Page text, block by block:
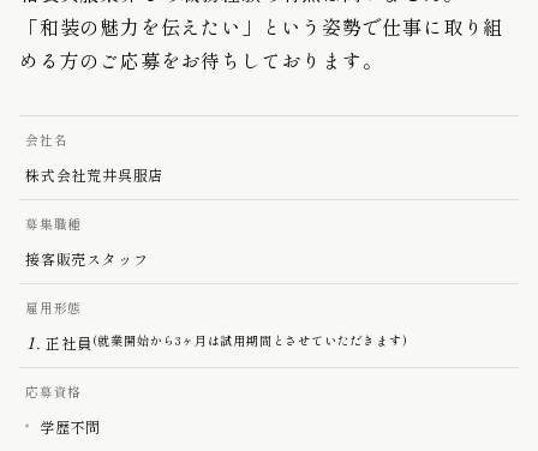
「和装の魅力を伝えたい」という姿勢で仕事に取り組
める方のご応募をお待ちしております。
会社名
株式会社荒井呉服店
募集職種
接客販売スタッフ
雇用形態
正社員 (就業開始から3ヶ月は試用期間とさせていただきます)
応募資格
学歴不問